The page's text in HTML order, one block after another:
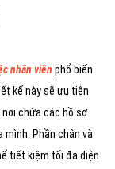
nhân viên phổ biến
kế này sẽ ưu tiên
chứa các hồ sơ
Phần chân và
tiết kiệm tối đa diện